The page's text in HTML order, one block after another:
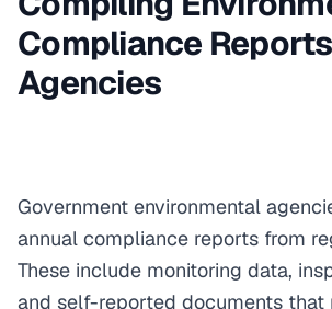
Compliance
Agencies
Government environmental
annual compliance reports from
These include monitoring data,
and self-reported documents that